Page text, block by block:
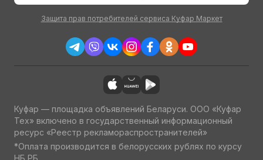
Защита прав потребителей сервиса Куфар Маркет
Куфар — площадка объявлений Беларуси. ООО «Куфар
Тех» включено в государственный информационный
ресурс «Реестр рекламораспространителей»
*Оплата производится в белорусских рублях по курсу
НБ РБ.